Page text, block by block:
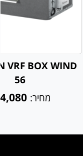
VRF BOX WIND
56
מחיר: